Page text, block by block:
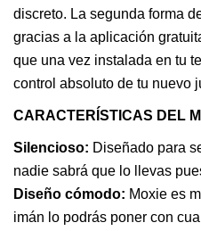
discreto. La segunda forma
gracias a la aplicación
que una vez instalada en tu
control absoluto de tu nuevo
CARACTERÍSTICAS DEL
Silencioso: Diseñado para
nadie sabrá que lo llevas
Diseño cómodo: Moxie es
imán lo podrás poner con